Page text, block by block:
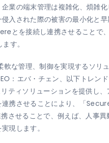
業の端末管理は複雑化、煩雑
入された際の被害の最小化と
とを接続し連携させることで
す。
な管理、制御を実現するソリュ
：エバ・チェン、以下トレン
ティソリューションを提供し
携させることにより、「
させることで、例えば、人事
現します。